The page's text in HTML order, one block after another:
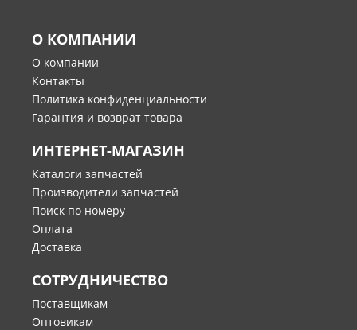
О КОМПАНИИ
О компании
Контакты
Политика конфиденциальности
Гарантия и возврат товара
ИНТЕРНЕТ-МАГАЗИН
Каталоги запчастей
Производители запчастей
Поиск по номеру
Оплата
Доставка
СОТРУДНИЧЕСТВО
Поставщикам
Оптовикам